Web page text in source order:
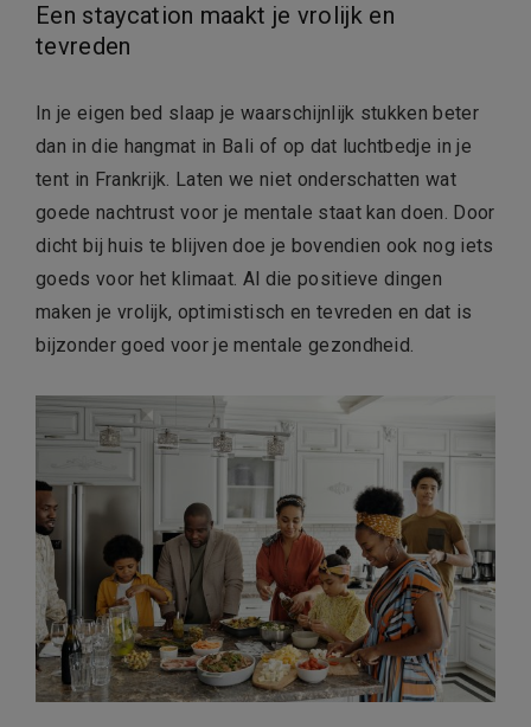
Een staycation maakt je vrolijk en
tevreden
In je eigen bed slaap je waarschijnlijk stukken beter
dan in die hangmat in Bali of op dat luchtbedje in je
tent in Frankrijk. Laten we niet onderschatten wat
goede nachtrust voor je mentale staat kan doen. Door
dicht bij huis te blijven doe je bovendien ook nog iets
goeds voor het klimaat. Al die positieve dingen
maken je vrolijk, optimistisch en tevreden en dat is
bijzonder goed voor je mentale gezondheid.